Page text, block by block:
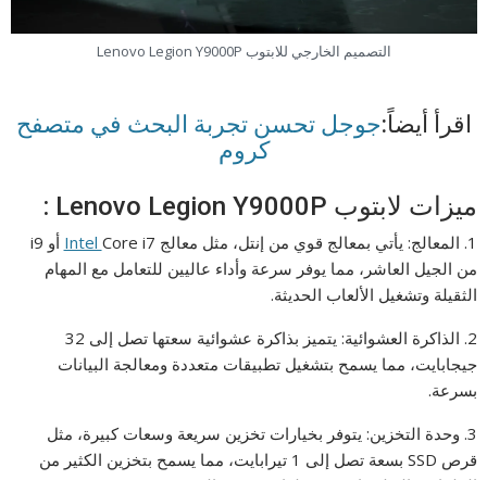
التصميم الخارجي للابتوب Lenovo Legion Y9000P
اقرأ أيضاً:جوجل تحسن تجربة البحث في متصفح
كروم
ميزات لابتوب Lenovo Legion Y9000P :
1. المعالج: يأتي بمعالج قوي من إنتل، مثل معالج Intel
Core i7 أو i9
من الجيل العاشر، مما يوفر سرعة وأداء عاليين للتعامل مع المهام
الثقيلة وتشغيل الألعاب الحديثة.
2. الذاكرة العشوائية: يتميز بذاكرة عشوائية سعتها تصل إلى 32
جيجابايت، مما يسمح بتشغيل تطبيقات متعددة ومعالجة البيانات
بسرعة.
3. وحدة التخزين: يتوفر بخيارات تخزين سريعة وسعات كبيرة، مثل
قرص SSD بسعة تصل إلى 1 تيرابايت، مما يسمح بتخزين الكثير من